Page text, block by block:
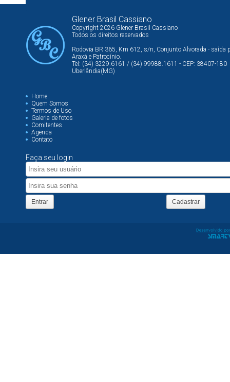
Glener Brasil Cassiano
Copyright 2026 Glener Brasil Cassiano
Todos os direitos reservados
Rodovia BR 365, Km 612, s/n, Conjunto Alvorada - saída
Araxá e Patrocínio.
Tel: (34) 3229.6161 / (34) 99988.1611 - CEP: 38407-180
Uberlândia(MG)
Home
Quem Somos
Termos de Uso
Galeria de fotos
Comitentes
Agenda
Contato
Faça seu login
Entrar Cadastrar